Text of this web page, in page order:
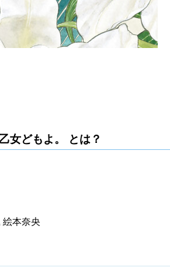
女どもよ。 とは？
本奈央